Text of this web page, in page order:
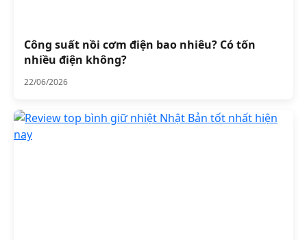
Công suất nồi cơm điện bao nhiêu? Có tốn
nhiều điện không?
22/06/2026